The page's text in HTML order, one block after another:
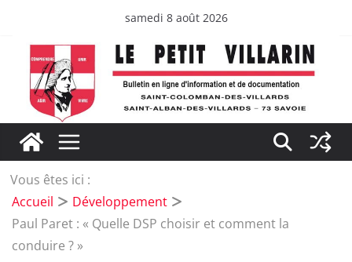
contenu
samedi 8 août 2026
Vous êtes ici :
Accueil
Développement
Paul Paret : « Quelle DSP choisir et comment la
conduire ? »